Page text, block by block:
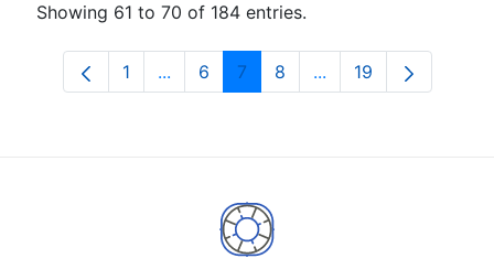
Showing 61 to 70 of 184 entries.
Page
1 ...Intermediate Pages Use TAB to
Page
6 Page
7 Page
8 ...Intermediate Pages
Page
19